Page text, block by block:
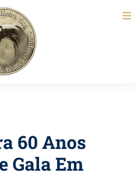
60 Anos
Gala Em